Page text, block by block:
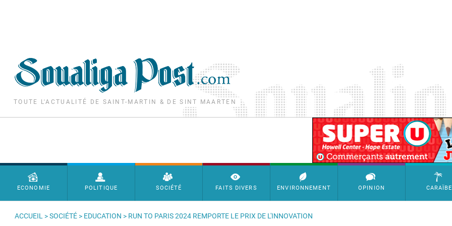
TOUTE L'ACTUALITÉ DE SAINT-MARTIN & DE SINT MAARTEN
SimpleAds Block Bannière
Menu principal
ECONOMIE POLITIQUE SOCIÉTÉ FAITS DIVERS ENVIRONNEMENT OPINION CARAÏBE
ACCUEIL >SOCIÉTÉ > EDUCATION > RUN TO PARIS 2024 REMPORTE LE PRIX DE L'INNOVATION